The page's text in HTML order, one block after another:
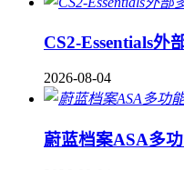
CS2-Essentials外
2026-08-04
蔚蓝档案ASA多